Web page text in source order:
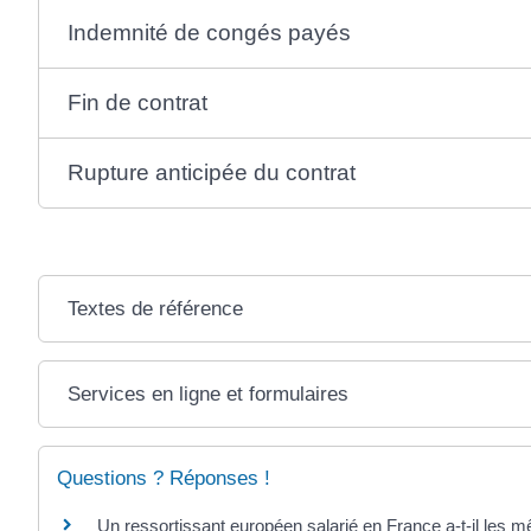
Indemnité de congés payés
Fin de contrat
Rupture anticipée du contrat
Textes de référence
Services en ligne et formulaires
Questions ? Réponses !
Un ressortissant européen salarié en France a-t-il les